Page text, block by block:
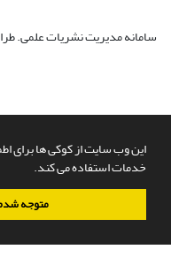
این وب سایت از کوکی ها برای
خدمات استفاده می کند.
متوجه
سامانه مدیریت نشریات علمی.